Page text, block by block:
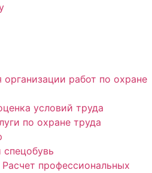
работ по охране
условий труда
по охране труда
профессиональных